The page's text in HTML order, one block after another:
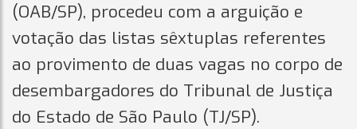
(OAB/SP), procedeu com a arguição e
votação das listas sêxtuplas referentes
ao provimento de duas vagas no corpo de
desembargadores do Tribunal de Justiça
do Estado de São Paulo (TJ/SP).